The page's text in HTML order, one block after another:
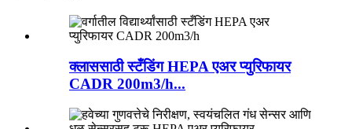
क्लाससाठी स्टँडिंग HEPA एअर प्युरिफायर
CADR 200m3/h...